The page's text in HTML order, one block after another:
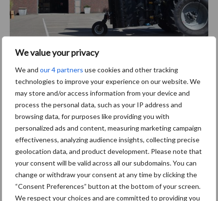
We value your privacy
We and our 4 partners use cookies and other tracking
technologies to improve your experience on our website. We
may store and/or access information from your device and
process the personal data, such as your IP address and
browsing data, for purposes like providing you with
personalized ads and content, measuring marketing campaign
effectiveness, analyzing audience insights, collecting precise
geolocation data, and product development. Please note that
your consent will be valid across all our subdomains. You can
change or withdraw your consent at any time by clicking the
“Consent Preferences” button at the bottom of your screen.
We respect your choices and are committed to providing you
De FWX beschikt over hydraulisch beveiligde woelpoten.
Unieke combinatie: opklapbaar én
gedragen
Wat de FWX onderscheidt, is de combinatie van hoge capaciteit
met uitstekende transporteerbaarheid. Dit zonder concessie te
doen aan de kwaliteit van de grondbewerking. Dit maakt de
werken op verschillende locaties en naar capaciteit op zoek zijn
voor de grondbewerking.